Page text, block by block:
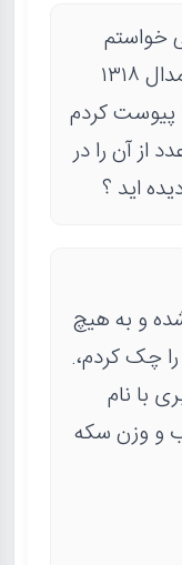
خواستم
بپرسم ارزش کنونی نمونه نقره مدال ۱۳۱۸
پیوست کردم
از آن را در
اید ؟
و به هیچ
چک کردم،.
با نام
و وزن سکه